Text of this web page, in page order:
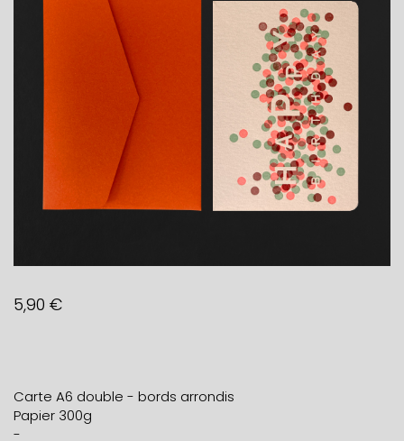
5,90 €
Carte A6 double - bords arrondis
Papier 300g
-